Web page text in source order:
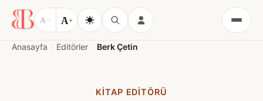
A − A+
Menü
Anasayfa Editörler Berk Çetin
KITAP EDITÖRÜ